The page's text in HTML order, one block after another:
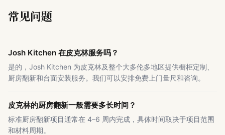
常见问题
Josh Kitchen 在皮克林服务吗？
是的，Josh Kitchen 为皮克林及整个大多伦多地区提供橱柜定制、
厨房翻新和台面安装服务。我们可以安排免费上门量尺和咨询。
皮克林的厨房翻新一般需要多长时间？
标准厨房翻新项目通常在 4–6 周内完成，具体时间取决于项目范围
和材料周期。